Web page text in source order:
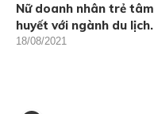
Nữ doanh nhân trẻ tâm
huyết với ngành du lịch.
18/08/2021